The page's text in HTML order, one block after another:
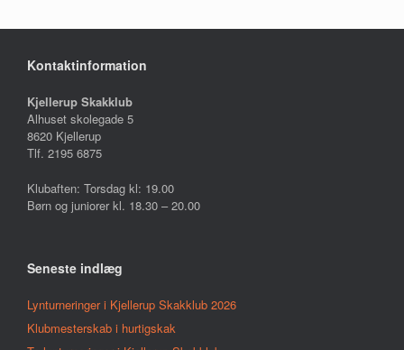
Kontaktinformation
Kjellerup Skakklub
Alhuset skolegade 5
8620 Kjellerup
Tlf. 2195 6875
Klubaften: Torsdag kl: 19.00
Børn og juniorer kl. 18.30 – 20.00
Seneste indlæg
Lynturneringer i Kjellerup Skakklub 2026
Klubmesterskab i hurtigskak